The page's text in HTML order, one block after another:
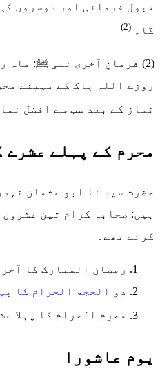
قبول فرمائی اور دوسروں
گا۔ (2)
(2) فرمانِ آخری نبی ﷺ: ماہ
روزے اللہ پاک کے مہینے
نماز کے بعد سب سے افضل
محرم کے پہلے عشرے
حضرت سید نا ابو عثمان
کرتے تھے۔
رمضان المبارک کا
ذو الحجۃ الحرام کا
محرم الحرام کا پہلا
یوم عاشورا